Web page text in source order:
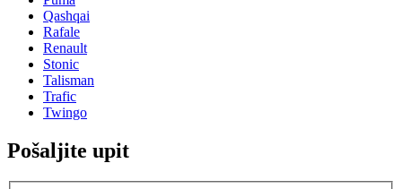
Qashqai
Rafale
Renault
Stonic
Talisman
Trafic
Twingo
Pošaljite upit